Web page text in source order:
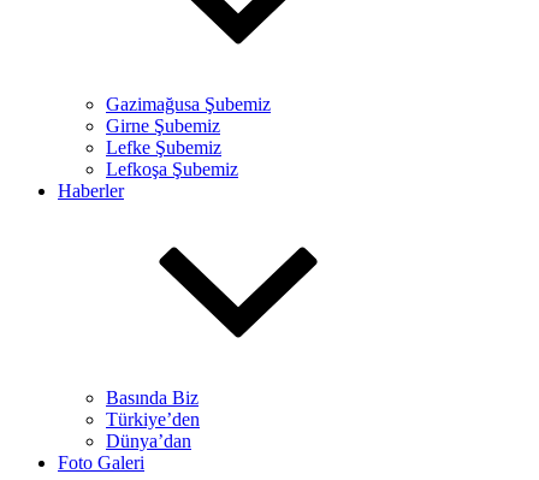
Gazimağusa Şubemiz
Girne Şubemiz
Lefke Şubemiz
Lefkoşa Şubemiz
Haberler
Basında Biz
Türkiye’den
Dünya’dan
Foto Galeri